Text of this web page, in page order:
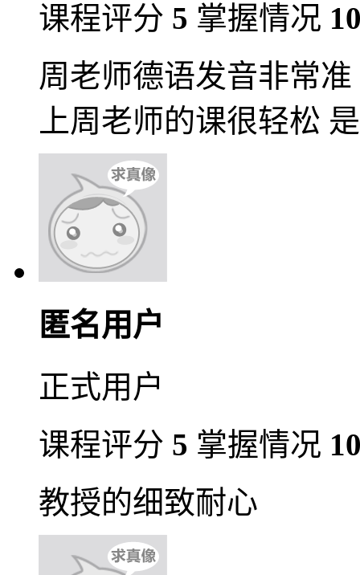
课程评分 5 掌握情况
周老师德语发音非常
上周老师的课很轻松
匿名用户
正式用户
课程评分 5 掌握情况
教授的细致耐心